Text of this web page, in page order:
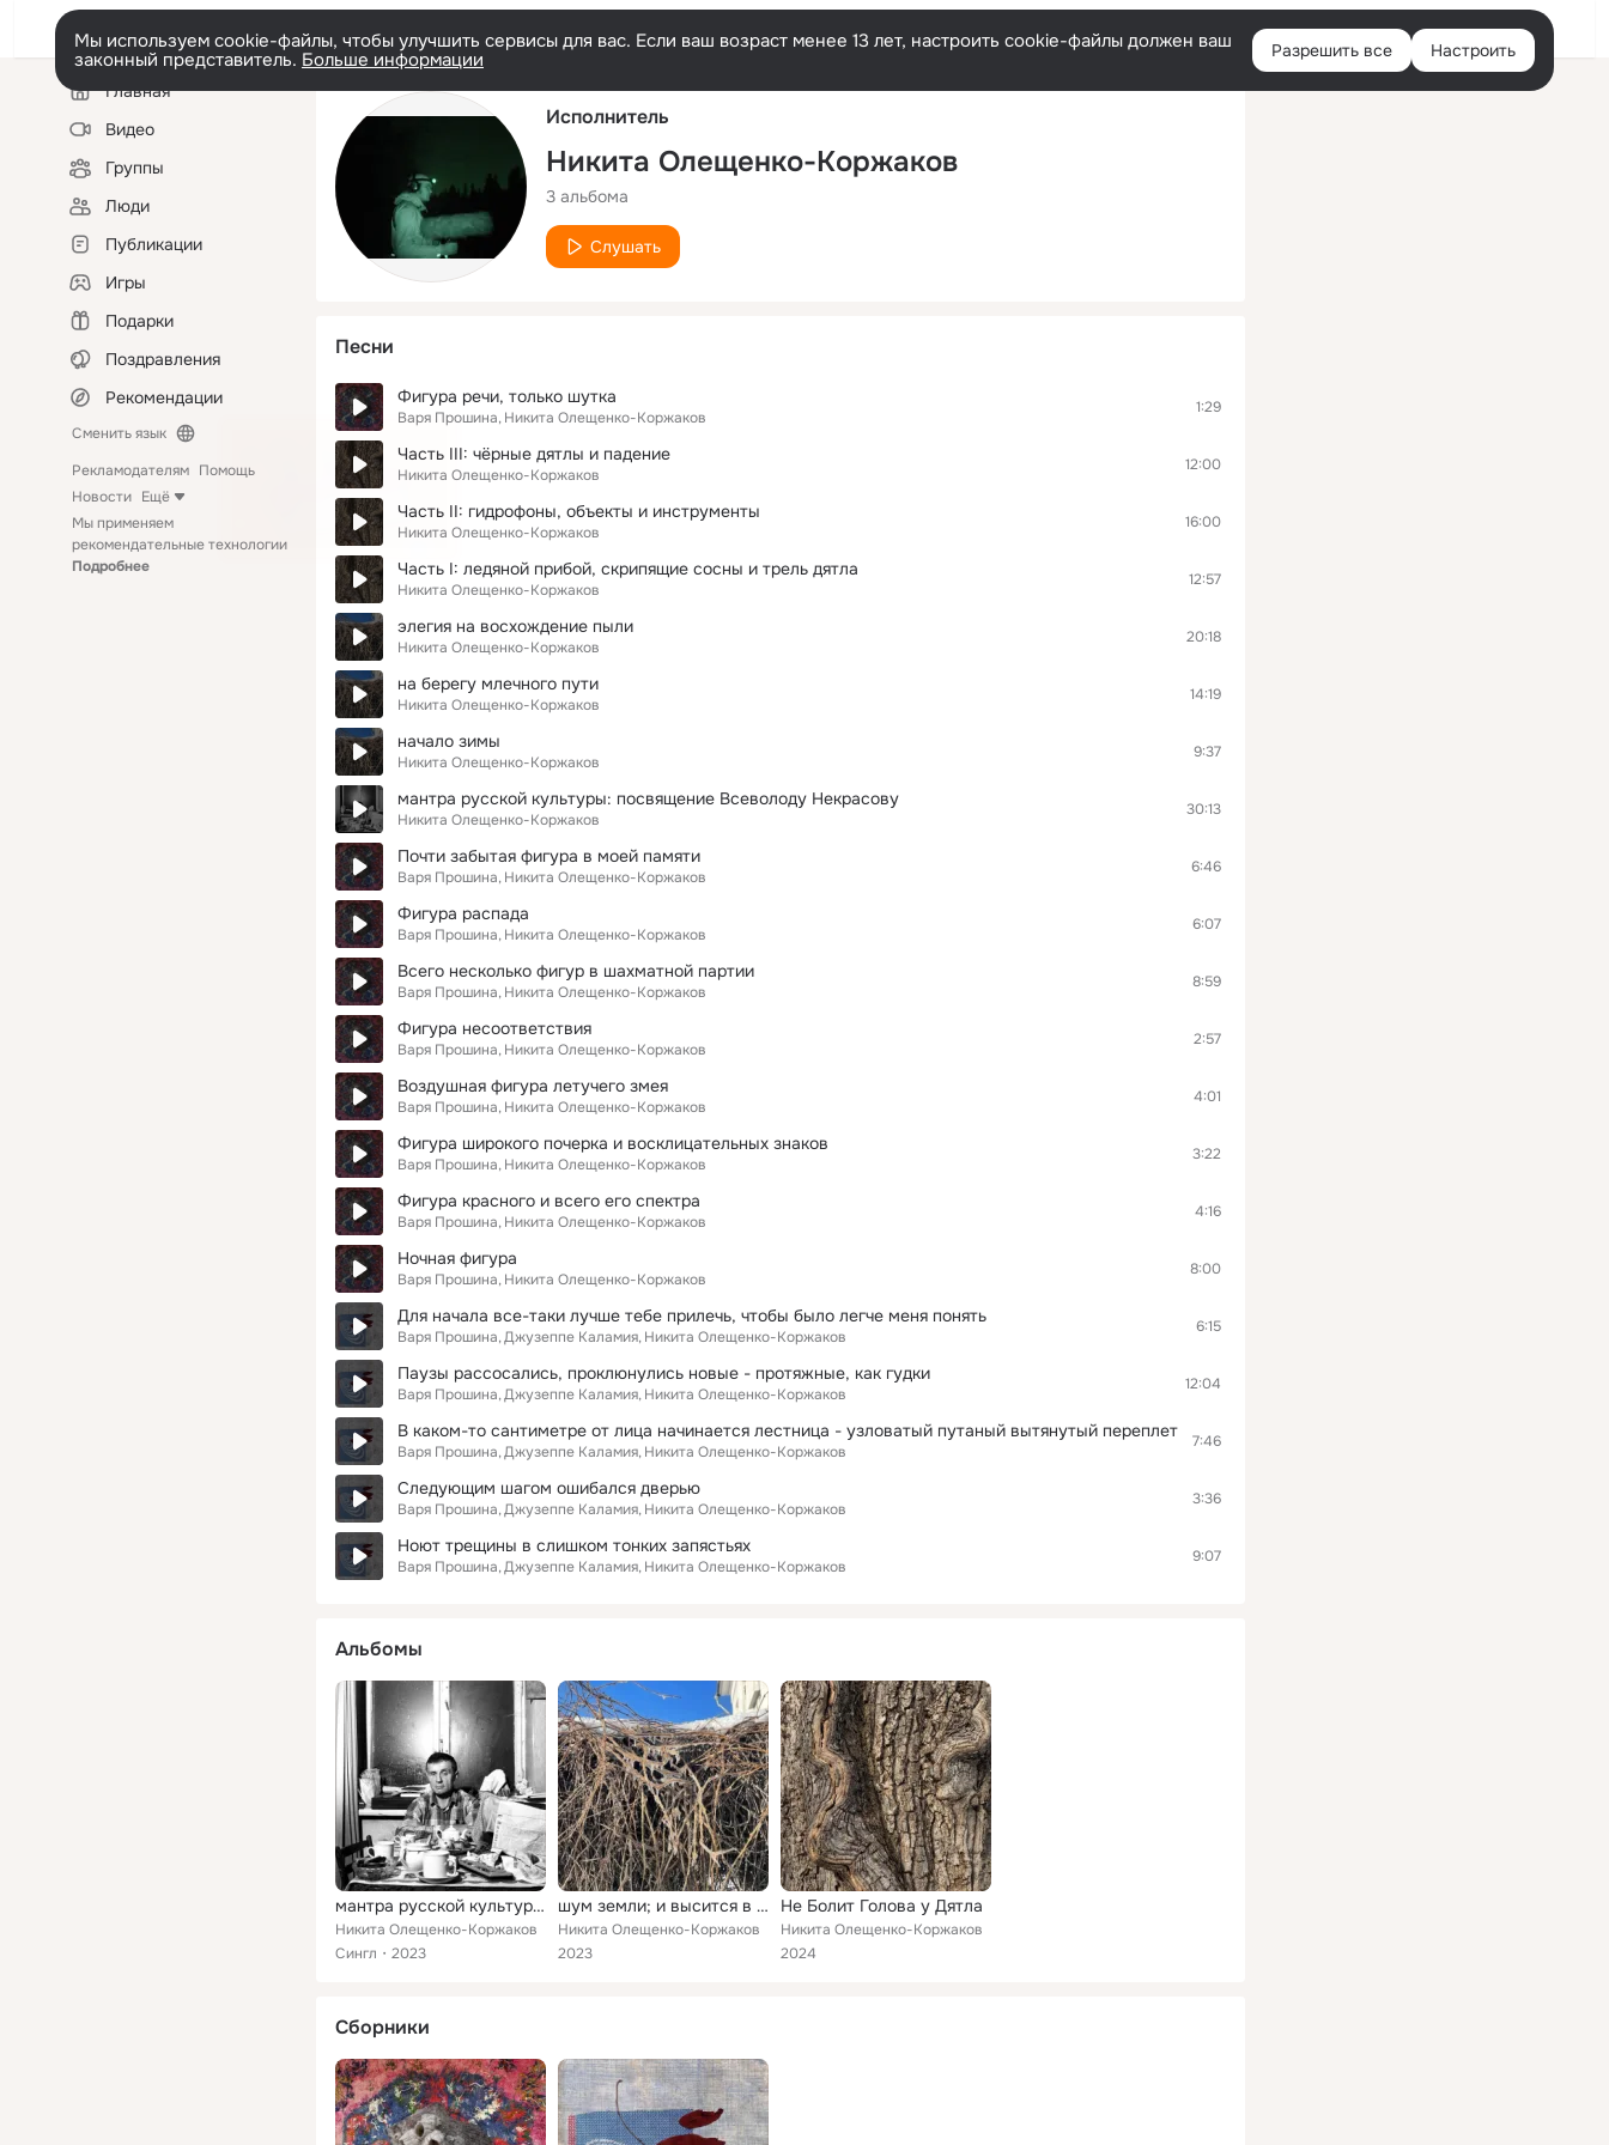
Русский Войти
Мы используем cookie-файлы, чтобы улучшить сервисы для вас. Если ваш возраст менее 13 лет, настроить cookie-файлы должен ваш
законный представитель. Больше информации Разрешить все Настроить
Левая
колонкаГлавная
Видео
Группы
Люди
Публикации
Игры
Подарки
Поздравления
Рекомендации
Сменить язык
Рекламодателям Помощь
Новости Ещё
Мы применяем
рекомендательные технологии
Подробнее
Исполнитель
Никита Олещенко-Коржаков
3 альбома
Слушать
Песни
Фигура речи, только шутка
Варя Прошина Никита Олещенко-Коржаков
1:29
Часть III: чёрные дятлы и падение
Никита Олещенко-Коржаков
12:00
Часть II: гидрофоны, объекты и инструменты
Никита Олещенко-Коржаков
16:00
Часть I: ледяной прибой, скрипящие сосны и трель дятла
Никита Олещенко-Коржаков
12:57
элегия на восхождение пыли
Никита Олещенко-Коржаков
20:18
на берегу млечного пути
Никита Олещенко-Коржаков
14:19
начало зимы
Никита Олещенко-Коржаков
9:37
мантра русской культуры: посвящение Всеволоду Некрасову
Никита Олещенко-Коржаков
30:13
Почти забытая фигура в моей памяти
Варя Прошина Никита Олещенко-Коржаков
6:46
Фигура распада
Варя Прошина Никита Олещенко-Коржаков
6:07
Всего несколько фигур в шахматной партии
Варя Прошина Никита Олещенко-Коржаков
8:59
Фигура несоответствия
Варя Прошина Никита Олещенко-Коржаков
2:57
Воздушная фигура летучего змея
Варя Прошина Никита Олещенко-Коржаков
4:01
Фигура широкого почерка и восклицательных знаков
Варя Прошина Никита Олещенко-Коржаков
3:22
Фигура красного и всего его спектра
Варя Прошина Никита Олещенко-Коржаков
4:16
Ночная фигура
Варя Прошина Никита Олещенко-Коржаков
8:00
Для начала все-таки лучше тебе прилечь, чтобы было легче меня понять
Варя Прошина Джузеппе Каламия Никита Олещенко-Коржаков
6:15
Паузы рассосались, проклюнулись новые - протяжные, как гудки
Варя Прошина Джузеппе Каламия Никита Олещенко-Коржаков
12:04
В каком-то сантиметре от лица начинается лестница - узловатый путаный вытянутый переплет
Варя Прошина Джузеппе Каламия Никита Олещенко-Коржаков
7:46
Следующим шагом ошибался дверью
Варя Прошина Джузеппе Каламия Никита Олещенко-Коржаков
3:36
Ноют трещины в слишком тонких запястьях
Варя Прошина Джузеппе Каламия Никита Олещенко-Коржаков
9:07
Альбомы
мантра русской культуры: посвящение Всеволоду Некрасову
Никита Олещенко-Коржаков
Сингл
2023
шум земли; и высится в море терпенье скалы, осаждённой таким неслыханным ветром морским, что слышится ангелов пенье
Никита Олещенко-Коржаков
2023
Не Болит Голова у Дятла
Никита Олещенко-Коржаков
2024
Сборники